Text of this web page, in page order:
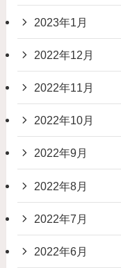
2023年1月
2022年12月
2022年11月
2022年10月
2022年9月
2022年8月
2022年7月
2022年6月